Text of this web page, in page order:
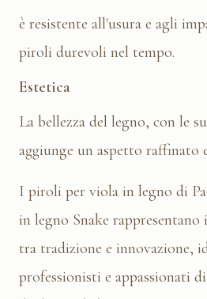
è resistente all'usura e agli
piroli durevoli nel tempo.
Estetica
La bellezza del legno, con le
aggiunge un aspetto raffinato
I piroli per viola in legno di
in legno Snake
tra tradizione e innovazione,
professionisti e appassionati